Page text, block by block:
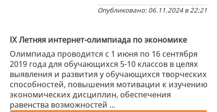
Опубликовано: 06.11.2024 в 22:21
IX Летняя интернет-олимпиада по экономике
Олимпиада проводится с 1 июня по 16 сентября
2019 года для обучающихся 5-10 классов в целях
выявления и развития у обучающихся творческих
способностей, повышения мотивации к изучению
экономических дисциплин, обеспечения
равенства возможностей ...